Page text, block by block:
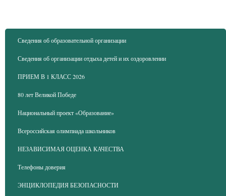
Сведения об образовательной организации
Сведения об организации отдыха детей и их оздоровлении
ПРИЕМ В 1 КЛАСС 2026
80 лет Великой Победе
Национальный проект «Образование»
Всероссийская олимпиада школьников
НЕЗАВИСИМАЯ ОЦЕНКА КАЧЕСТВА
Телефоны доверия
ЭНЦИКЛОПЕДИЯ БЕЗОПАСНОСТИ